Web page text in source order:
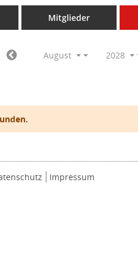
Mitglieder
August 2028
Impressum